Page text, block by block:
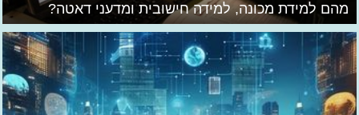
מהם למידת מכונה, למידה חישובית ומדעני דאטה?